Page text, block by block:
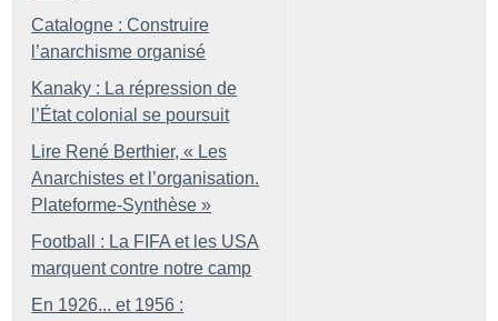
Catalogne : Construire
l’anarchisme organisé
Kanaky : La répression de
l’État colonial se poursuit
Lire René Berthier, « Les
Anarchistes et l’organisation.
Plateforme-Synthèse »
Football : La FIFA et les USA
marquent contre notre camp
En 1926... et 1956 :